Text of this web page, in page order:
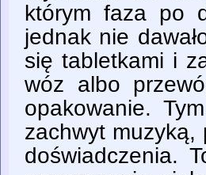
którym faza po
jednak nie
się tabletkami i
wóz albo
opakowanie.
zachwyt muzyką,
doświadczenia.